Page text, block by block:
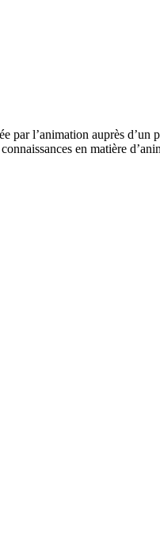
par l’animation auprès d’un
en matière